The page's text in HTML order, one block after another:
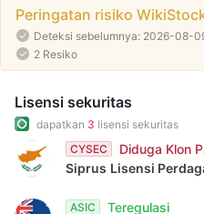
5
6
7
8
9
Peringatan risiko
Deteksi sebelumnya: 2026-08-
2 Resiko
Lisensi sekuritas
dapatkan 3 lisensi sekuritas
CYSEC
Diduga Klon
Siprus Lisensi
ASIC
Teregulasi